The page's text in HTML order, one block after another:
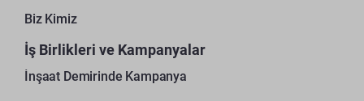
Biz Kimiz
İş Birlikleri ve Kampanyalar
İnşaat Demirinde Kampanya